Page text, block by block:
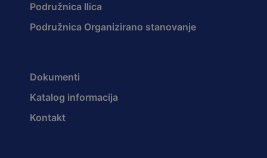
Podružnica Ilica
Podružnica Organizirano stanovanje
Dokumenti
Katalog informacija
Kontakt